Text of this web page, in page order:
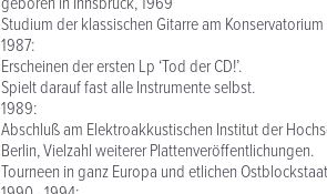
Studium der klassischen Gitarre am
1987:
Erscheinen der ersten Lp ‘Tod der CD!’.
Spielt darauf fast alle Instrumente selbst.
1989:
Abschluß am Elektroakkustischen Institut der
Berlin, Vielzahl weiterer Plattenveröffentlichungen.
Tourneen in ganz Europa und etlichen